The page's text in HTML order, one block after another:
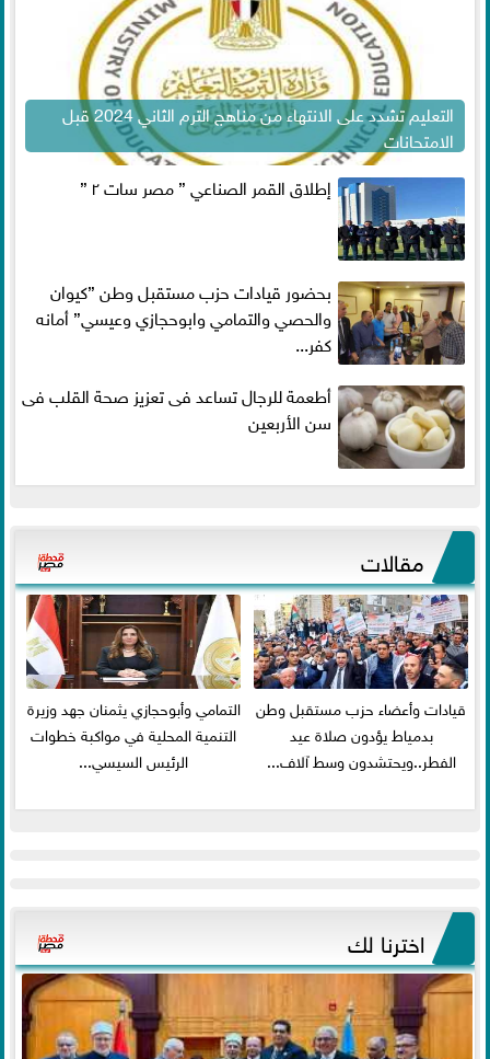
التعليم تشدد على الانتهاء من مناهج الترم الثاني 2024 قبل
الامتحانات
إطلاق القمر الصناعي ” مصر سات ٢ ”
بحضور قيادات حزب مستقبل وطن ”كيوان
والحصي والتمامي وابوحجازي وعيسي” أمانه
كفر...
أطعمة للرجال تساعد فى تعزيز صحة القلب فى
سن الأربعين
مقالات
قيادات وأعضاء حزب مستقبل وطن
بدمياط يؤدون صلاة عيد
الفطر..ويحتشدون وسط آلاف...
التمامي وأبوحجازي يثمنان جهد وزيرة
التنمية المحلية في مواكبة خطوات
الرئيس السيسي...
اخترنا لك